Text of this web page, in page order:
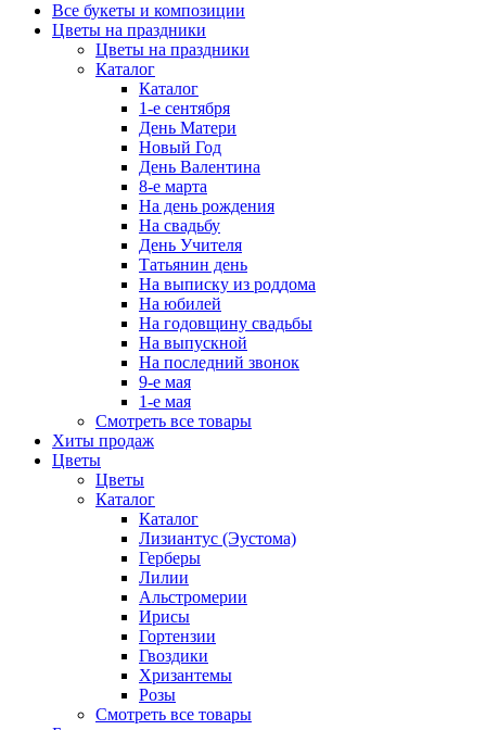
Все букеты и композиции
Цветы на праздники
Цветы на праздники
Каталог
Каталог
1-е сентября
День Матери
Новый Год
День Валентина
8-е марта
На день рождения
На свадьбу
День Учителя
Татьянин день
На выписку из роддома
На юбилей
На годовщину свадьбы
На выпускной
На последний звонок
9-е мая
1-е мая
Смотреть все товары
Хиты продаж
Цветы
Цветы
Каталог
Каталог
Лизиантус (Эустома)
Герберы
Лилии
Альстромерии
Ирисы
Гортензии
Гвоздики
Хризантемы
Розы
Смотреть все товары